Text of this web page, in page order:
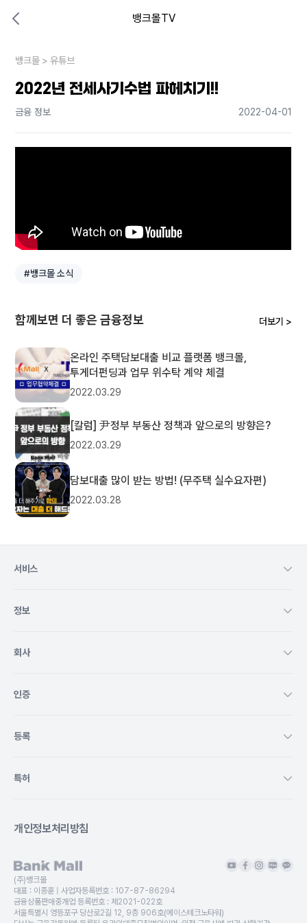
뱅크몰TV
내 상황엔 어떤 방법이 있을까?
뱅크몰 >유튜브
2022년 전세사기수법 파헤치기!!
금융 정보 2022-04-01
#뱅크몰 소식
함께보면 더 좋은 금융정보 더보기 >
온라인 주택담보대출 비교 플랫폼 뱅크몰,
투게더펀딩과 업무 위수탁 계약 체결
2022.03.29
[칼럼] 尹정부 부동산 정책과 앞으로의 방향은?
2022.03.29
담보대출 많이 받는 방법! (무주택 실수요자편)
2022.03.28
서비스
정보
회사
인증
등록
특허
개인정보처리방침
(주)뱅크몰
대표 : 이종훈 | 사업자등록번호 : 107-87-86294
금융상품판매중개업 등록번호 : 제2021-022호
서울특별시 영등포구 당산로2길 12, 9층 906호(에이스테크노타워)